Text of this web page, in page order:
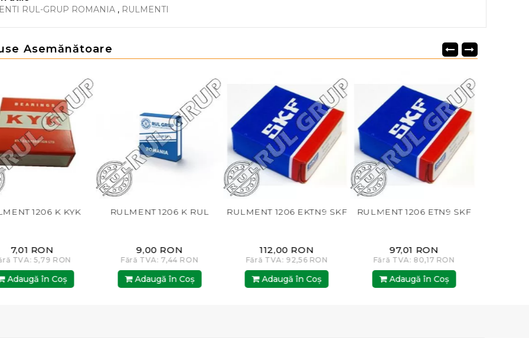
RUL-GRUP ROMANIA , RULMENTI
Asemănătoare
RULMENT 1206 K RUL
Fără TVA: 7,44 RON
Adaugă în Coş
RULMENT 1206 EKTN9 SKF
Fără TVA: 92,56 RON
Adaugă în Coş
RULMENT 1206 ETN9 SKF
Fără TVA: 80,17 RON
Adaugă în Coş
RULMENT 1206 K KYK
Fără TVA: 5,79 RON
Adaugă în Coş